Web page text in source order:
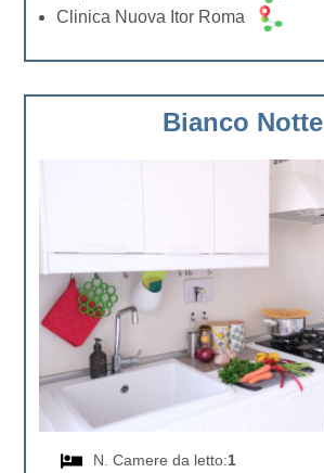
Clinica Nuova Itor Roma
Bianco Notte
N. Camere da letto:1